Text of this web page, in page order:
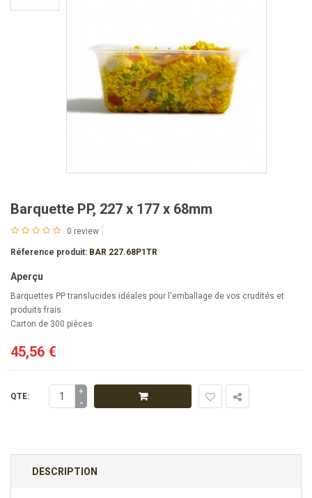
Barquette PP, 227 x 177 x 68mm
0 review
Réference produit: BAR 227.68P1TR
Aperçu
Barquettes PP translucides idéales pour l'emballage de vos crudités et
produits frais.
Carton de 300 pièces
45,56 €
QTE: +
-
DESCRIPTION